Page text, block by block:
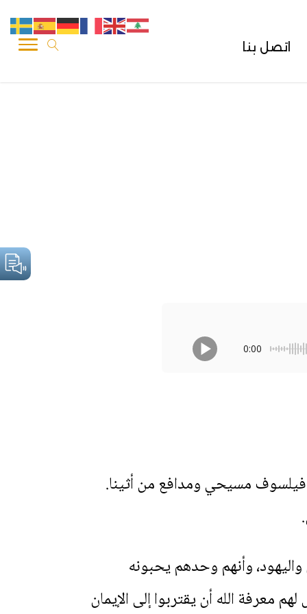
اتصل بنا
0:00
مسيحي ومدافع من أثينا.
وأنهم وحدهم يحبونه
الله أن يقتربوا إلى الإيمان